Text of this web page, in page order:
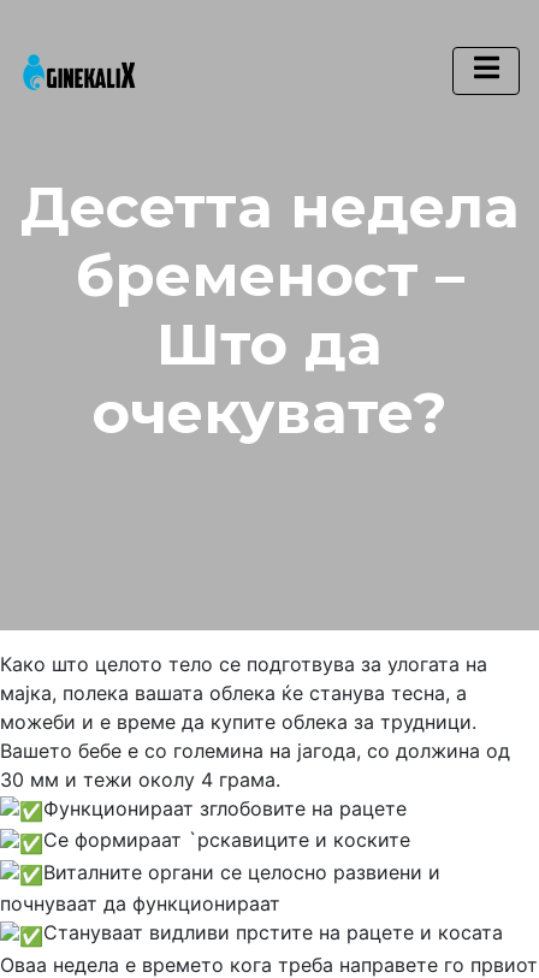
Main Navigation
Десетта недела
бременост –
Што да
очекувате?
Како што целото тело се подготвува за улогата на
мајка, полека вашата облека ќе станува тесна, а
можеби и е време да купите облека за трудници.
Вашето бебе е со големина на јагода, со должина од
30 мм и тежи околу 4 грама.
Функционираат зглобовите на рацете
Се формираат `рскавиците и коските
Виталните органи се целосно развиени и
почнуваат да функционираат
Стануваат видливи прстите на рацете и косата
Оваа недела е времето кога треба направете го првиот